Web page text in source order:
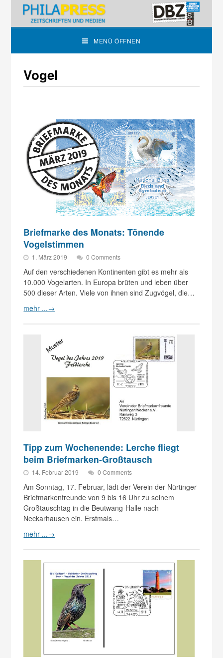
MENÜ ÖFFNEN
Vogel
Briefmarke des Monats: Tönende
Vogelstimmen
1. März 2019 0 Comments
Auf den verschiedenen Kontinenten gibt es mehr als
10.000 Vogelarten. In Europa brüten und leben über
500 dieser Arten. Viele von ihnen sind Zugvögel, die…
mehr ...→
Tipp zum Wochenende: Lerche fliegt
beim Briefmarken-Großtausch
14. Februar 2019 0 Comments
Am Sonntag, 17. Februar, lädt der Verein der Nürtinger
Briefmarkenfreunde von 9 bis 16 Uhr zu seinem
Großtauschtag in die Beutwang-Halle nach
Neckarhausen ein. Erstmals…
mehr ...→